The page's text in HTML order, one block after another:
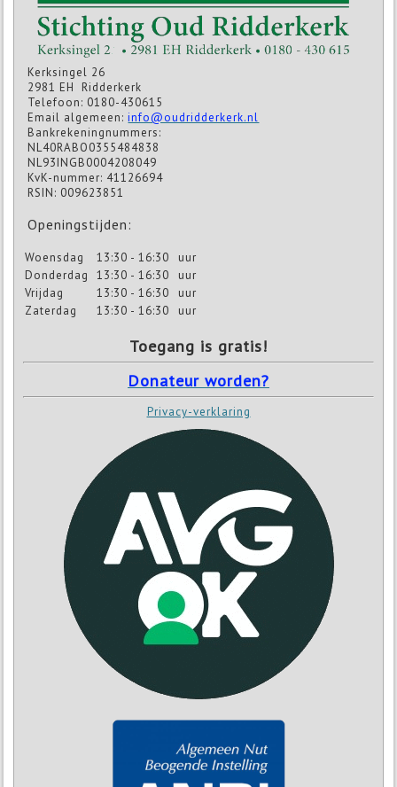
Kerksingel 26
2981 EH Ridderkerk
Telefoon: 0180-430615
Email algemeen:info@oudridderkerk.nl
Bankrekeningnummers:
NL40RABO0355484838
NL93INGB0004208049
KvK-nummer: 41126694
RSIN: 009623851
Openingstijden:
Woensdag 13:30 - 16:30
uur
Donderdag
13:30 - 16:30
uur
Vrijdag
13:30 - 16:30
uur
Zaterdag
13:30 - 16:30 uur
Toegang is gratis!
Donateur worden?
Privacy-verklaring